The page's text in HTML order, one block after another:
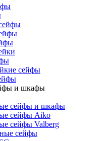
сейфы
и шкафы
сейфы и шкафы
сейфы Aiko
сейфы Valberg
сейфы